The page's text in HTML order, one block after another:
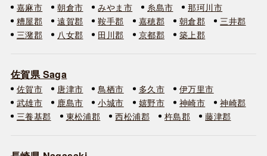
嘉麻市
朝倉市 みやま市 糸島市
那珂川市
糟屋郡
遠賀郡 鞍手郡 嘉穂郡 朝倉郡
三井郡
三潴郡
八女郡 田川郡 京都郡 築上郡
佐賀県 Saga
佐賀市 唐津市 鳥栖市 多久市
伊万里市
武雄市
鹿島市 小城市 嬉野市 神崎市
神崎郡
三養基郡
東松浦郡 西松浦郡 杵島郡 藤津郡